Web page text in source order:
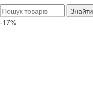
Знайти
-17%